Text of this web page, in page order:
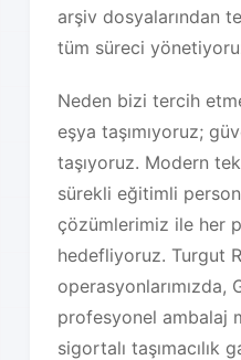
arşiv dosyalarından
tüm süreci
Neden bizi tercih
eşya taşımıyoruz;
taşıyoruz. Modern
sürekli eğitimli
çözümlerimiz ile her
hedefliyoruz. Turgut
operasyonlarımızda,
profesyonel ambalaj
sigortalı taşımacılık